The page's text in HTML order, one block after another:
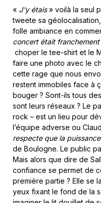
« J’y étais» voilà la seul
tweete sa
folle ambiance en
concert était franchement
choper le tee-shirt et le
faire une photo avec le
cette rage que nous
restent immobiles face à
bouger ? Sont-ils tous
sont leurs réseaux ? Le
rock – est un lieu pour
l’équipe adverse ou
respecte que la puissance
de Boulogne. Le public
Mais alors que dire de
confiance se permet de
première partie ? Elle se
yeux fixant le fond de la